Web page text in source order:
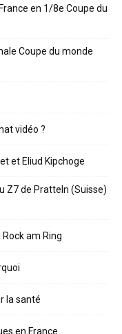
en 1/8e Coupe du
Coupe du monde
vidéo ?
et Eliud Kipchoge
Z7 de Pratteln (Suisse)
am Ring
la santé
en France